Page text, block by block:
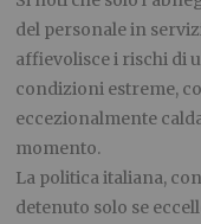
del personale in
affievolisce i rischi di
condizioni estreme,
eccezionalmente
momento.
La politica italiana,
detenuto solo se